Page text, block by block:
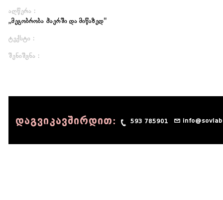
აღწერა :
,,მეგობრობა ჰაერში და მიწაზედ''
ტექსტი :
შენიშვნა :
დაგვიკავშირდით: 593 785901